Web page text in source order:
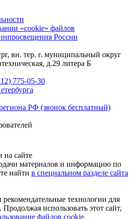
«cookie» файлов
России
вн. тер. г. муниципальный округ
д.29 литера Б
775-05-30
РФ (звонок бесплатный)
сайте
материалов и информацию по
найти в специальном разделе сайта
технологии для
использовать этот сайт,
файлов cookie.